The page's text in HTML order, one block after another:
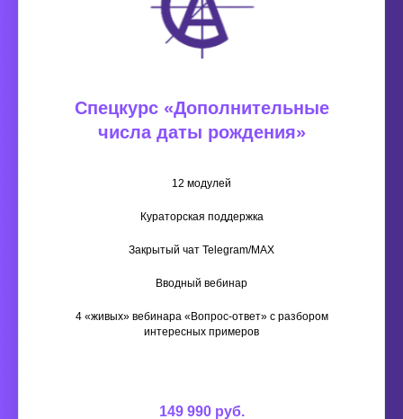
Спецкурс «Дополнительные
числа даты рождения»
12 модулей
Кураторская поддержка
Закрытый чат Telegram/МАХ
Вводный вебинар
4 «живых» вебинара «Вопрос-ответ» с разбором
интересных примеров
149 990 руб.